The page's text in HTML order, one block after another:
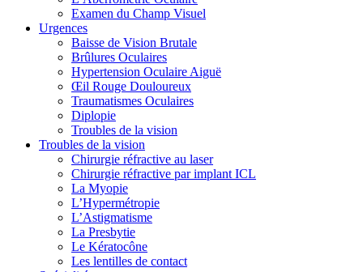
Examen du Champ Visuel
Urgences
Baisse de Vision Brutale
Brûlures Oculaires
Hypertension Oculaire Aiguë
Œil Rouge Douloureux
Traumatismes Oculaires
Diplopie
Troubles de la vision
Troubles de la vision
Chirurgie réfractive au laser
Chirurgie réfractive par implant ICL
La Myopie
L’Hypermétropie
L’Astigmatisme
La Presbytie
Le Kératocône
Les lentilles de contact